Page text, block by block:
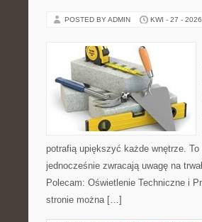
POSTED BY ADMIN KWI - 27 - 2026
potrafią upiększyć każde wnętrze.
jednocześnie zwracają uwagę na
Polecam: Oświetlenie Techniczne i
stronie można […]